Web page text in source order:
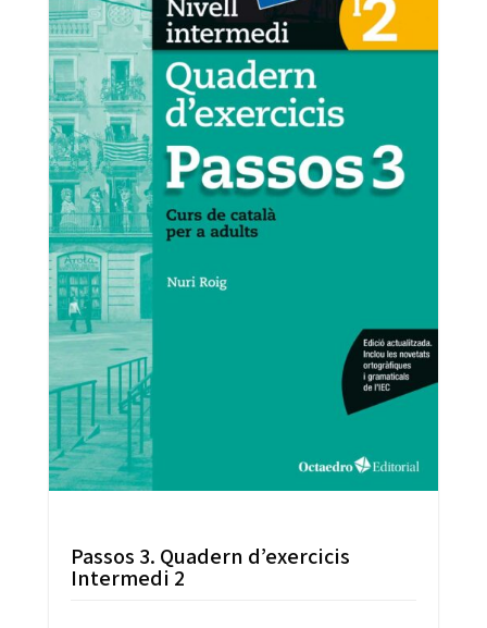
Passos 3. Quadern d’exercicis
Intermedi 2